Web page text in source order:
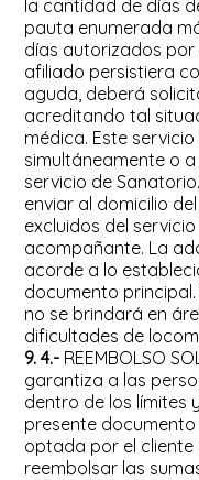
la cantidad de días
pauta enumerada
días autorizados por
afiliado persistiera
aguda, deberá
acreditando tal
médica. Este
simultáneamente o
servicio de
enviar al domicilio
excluidos del
acompañante. La
acorde a lo
documento
no se brindará en
dificultades de
9. 4.- REEMBOLSO
garantiza a las
dentro de los límites
presente
optada por el cliente
reembolsar las